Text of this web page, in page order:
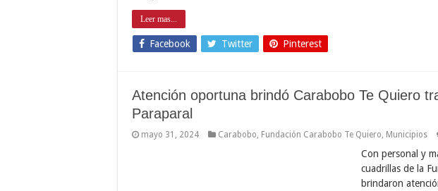
Leer mas...
Facebook Twitter Pinterest
Atención oportuna brindó Carabobo Te Quiero
Paraparal
mayo 31, 2024 Carabobo Fundación Carabobo Te Quiero Municipios
Con personal y
cuadrillas de la
brindaron